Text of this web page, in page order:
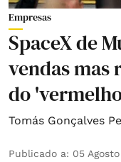
Empresas
SpaceX de
vendas mas
do
Tomás Gonçalves
Publicado a: 05